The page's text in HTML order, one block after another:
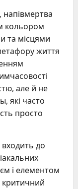
напівмертва
кольором
та місцями
життя
але й не
які часто
просто
до
і елементом
критичний